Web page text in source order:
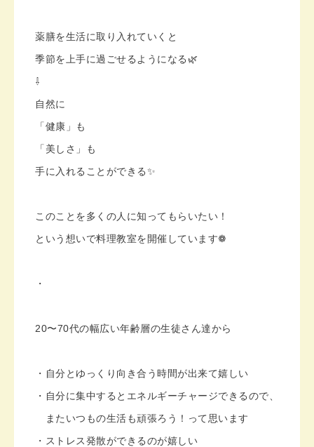
薬膳を生活に取り入れていくと
季節を上手に過ごせるようになる🌿
⇩
自然に
「健康」も
「美しさ」も
手に入れることができる✨
このことを多くの人に知ってもらいたい！
という想いで料理教室を開催しています❁︎
・
20〜70代の幅広い年齢層の生徒さん達から
・自分とゆっくり向き合う時間が出来て嬉しい
・自分に集中するとエネルギーチャージできるので、
またいつもの生活も頑張ろう！って思います
・ストレス発散ができるのが嬉しい